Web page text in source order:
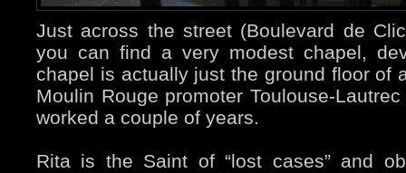
Just across the street (Boulevard de
you can find a very modest chapel,
chapel is actually just the ground floor of
Moulin Rouge promoter Toulouse-
worked a couple of years.
Rita is the Saint of “lost cases” and